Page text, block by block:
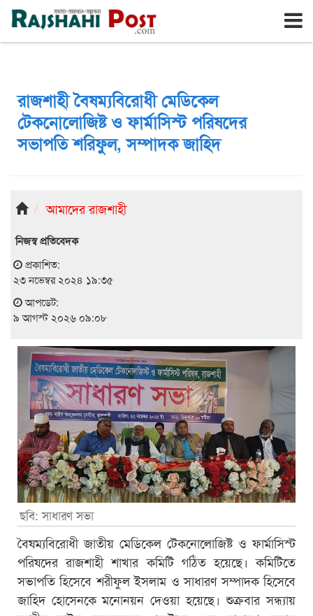
রাজশাহী রবিবার, ৯ই আগস্ট ২০২৬, ২৬শে শ্রাবণ ১৪৩৩
রাজশাহী বৈষম্যবিরোধী মেডিকেল
টেকনোলোজিষ্ট ও ফার্মাসিস্ট পরিষদের
সভাপতি শরিফুল, সম্পাদক জাহিদ
আমাদের রাজশাহী
নিজস্ব প্রতিবেদক
প্রকাশিত:
২৩ নভেম্বর ২০২৪ ১৯:৩৫
আপডেট:
৯ আগস্ট ২০২৬ ০৯:০৮
ছবি: সাধারণ সভা
বৈষম্যবিরোধী জাতীয় মেডিকেল টেকনোলোজিষ্ট ও ফার্মাসিস্ট
পরিষদের রাজশাহী শাখার কমিটি গঠিত হয়েছে। কমিটিতে
সভাপতি হিসেবে শরীফুল ইসলাম ও সাধারণ সম্পাদক হিসেবে
জাহিদ হোসেনকে মনোনয়ন দেওয়া হয়েছে। শুক্রবার সন্ধ্যায়